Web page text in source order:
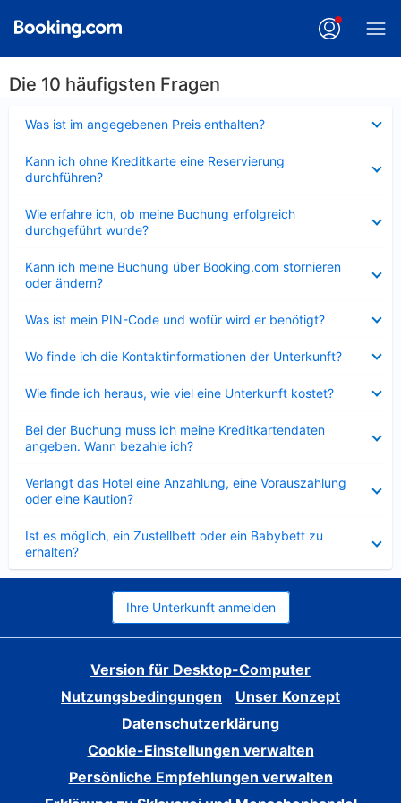
Die 10 häufigsten Fragen
Was ist im angegebenen Preis enthalten?
Kann ich ohne Kreditkarte eine Reservierung
durchführen?
Wie erfahre ich, ob meine Buchung erfolgreich
durchgeführt wurde?
Kann ich meine Buchung über Booking.com stornieren
oder ändern?
Was ist mein PIN-Code und wofür wird er benötigt?
Wo finde ich die Kontaktinformationen der Unterkunft?
Wie finde ich heraus, wie viel eine Unterkunft kostet?
Bei der Buchung muss ich meine Kreditkartendaten
angeben. Wann bezahle ich?
Verlangt das Hotel eine Anzahlung, eine Vorauszahlung
oder eine Kaution?
Ist es möglich, ein Zustellbett oder ein Babybett zu
erhalten?
Ihre Unterkunft anmelden
Version für Desktop-Computer
Nutzungsbedingungen
Unser Konzept
Datenschutzerklärung
Cookie-Einstellungen verwalten
Persönliche Empfehlungen verwalten